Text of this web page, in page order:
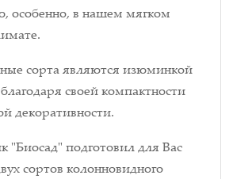
особенно, в нашем мягком
сорта являются изюминкой
своей компактности
декоративности.
подготовил для Вас
сортов колонновидного